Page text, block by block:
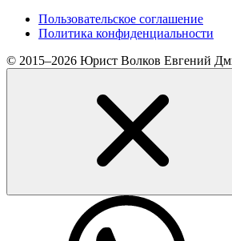
Пользовательское соглашение
Политика конфиденциальности
© 2015–2026 Юрист Волков Евгений